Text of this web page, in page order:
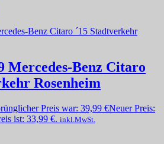
Mercedes-Benz Citaro
Rosenheim
Preis war: 39,99 €Neuer Preis:
ist: 33,99 €. inkl.MwSt.